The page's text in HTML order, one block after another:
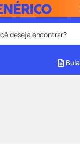
deseja encontrar?